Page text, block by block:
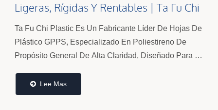
Ligeras, Rígidas Y Rentables | Ta Fu Chi
Ta Fu Chi Plastic Es Un Fabricante Líder De Hojas De
Plástico GPPS, Especializado En Poliestireno De
Propósito General De Alta Claridad, Diseñado Para La
Lee Mas